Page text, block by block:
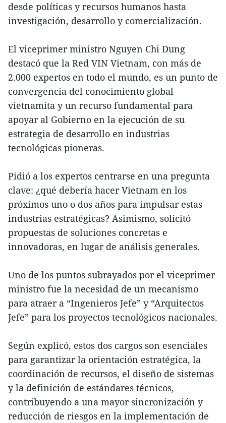
desde políticas y recursos humanos hasta
investigación, desarrollo y comercialización.
El viceprimer ministro Nguyen Chi Dung
destacó que la Red VIN Vietnam, con más de
2.000 expertos en todo el mundo, es un punto de
convergencia del conocimiento global
vietnamita y un recurso fundamental para
apoyar al Gobierno en la ejecución de su
estrategia de desarrollo en industrias
tecnológicas pioneras.
Pidió a los expertos centrarse en una pregunta
clave: ¿qué debería hacer Vietnam en los
próximos uno o dos años para impulsar estas
industrias estratégicas? Asimismo, solicitó
propuestas de soluciones concretas e
innovadoras, en lugar de análisis generales.
Uno de los puntos subrayados por el viceprimer
ministro fue la necesidad de un mecanismo
para atraer a “Ingenieros Jefe” y “Arquitectos
Jefe” para los proyectos tecnológicos nacionales.
Según explicó, estos dos cargos son esenciales
para garantizar la orientación estratégica, la
coordinación de recursos, el diseño de sistemas
y la definición de estándares técnicos,
contribuyendo a una mayor sincronización y
reducción de riesgos en la implementación de